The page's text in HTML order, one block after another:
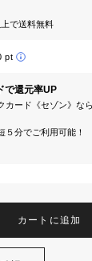
で送料無料
pt
で還元率UP
カード《セゾン》な
５分でご利用可能！
カートに追加